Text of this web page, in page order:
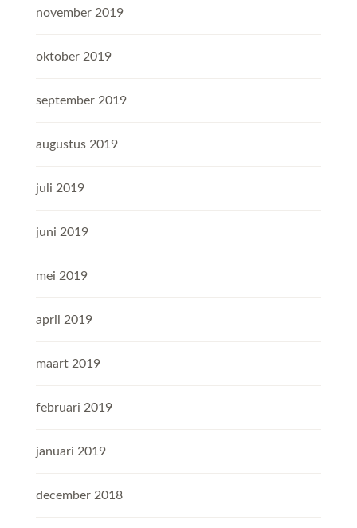
november 2019
oktober 2019
september 2019
augustus 2019
juli 2019
juni 2019
mei 2019
april 2019
maart 2019
februari 2019
januari 2019
december 2018